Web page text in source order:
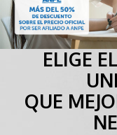
ELIGE
QUE